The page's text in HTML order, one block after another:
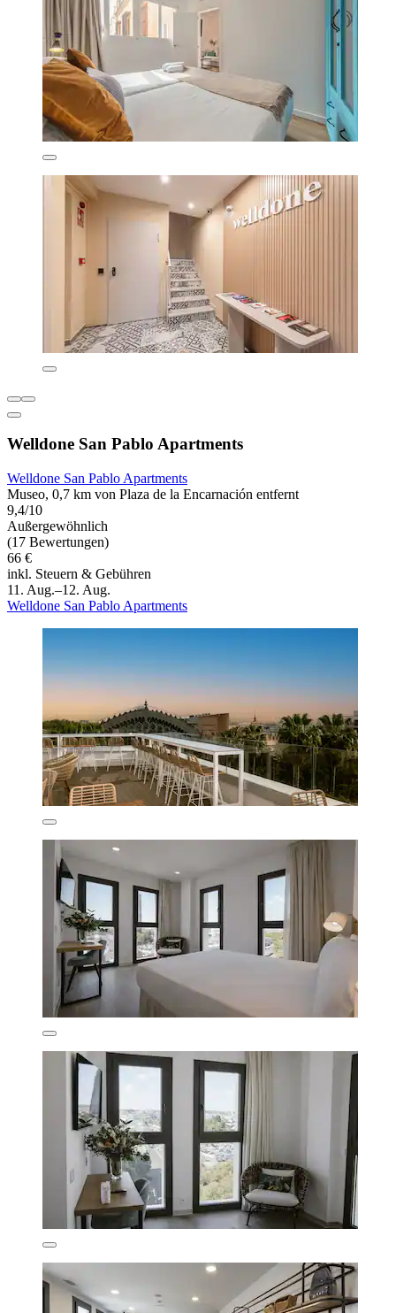
Welldone San Pablo Apartments
Welldone San Pablo Apartments
Museo, 0,7 km von Plaza de la Encarnación entfernt
9,4/10
Außergewöhnlich
(17 Bewertungen)
66 €
inkl. Steuern & Gebühren
11. Aug.–12. Aug.
Welldone San Pablo Apartments